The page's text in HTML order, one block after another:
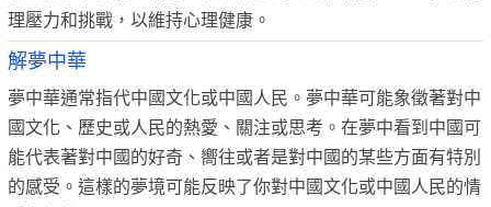
理壓力和挑戰，以維持心理健康。
解夢中華
夢中華通常指代中國文化或中國人民。夢中華可能象徵著對中
國文化、歷史或人民的熱愛、關注或思考。在夢中看到中國可
能代表著對中國的好奇、嚮往或者是對中國的某些方面有特別
的感受。這樣的夢境可能反映了你對中國文化或中國人民的情